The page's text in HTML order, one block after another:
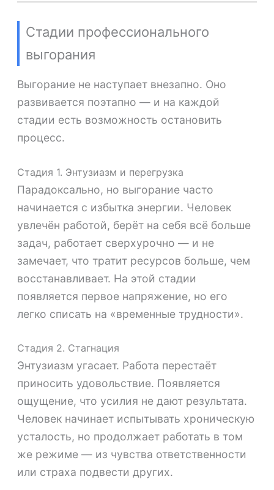
Стадии профессионального
выгорания
Выгорание не наступает внезапно. Оно
развивается поэтапно — и на каждой
стадии есть возможность остановить
процесс.
Стадия 1. Энтузиазм и перегрузка
Парадоксально, но выгорание часто
начинается с избытка энергии. Человек
увлечён работой, берёт на себя всё больше
задач, работает сверхурочно — и не
замечает, что тратит ресурсов больше, чем
восстанавливает. На этой стадии
появляется первое напряжение, но его
легко списать на «временные трудности».
Стадия 2. Стагнация
Энтузиазм угасает. Работа перестаёт
приносить удовольствие. Появляется
ощущение, что усилия не дают результата.
Человек начинает испытывать хроническую
усталость, но продолжает работать в том
же режиме — из чувства ответственности
или страха подвести других.